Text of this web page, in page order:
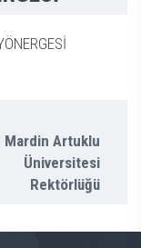
Mardin Artuklu
Üniversitesi
Rektörlüğü